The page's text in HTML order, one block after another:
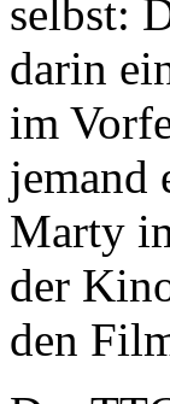
selbst:
darin
im
jemand
Marty
der
den